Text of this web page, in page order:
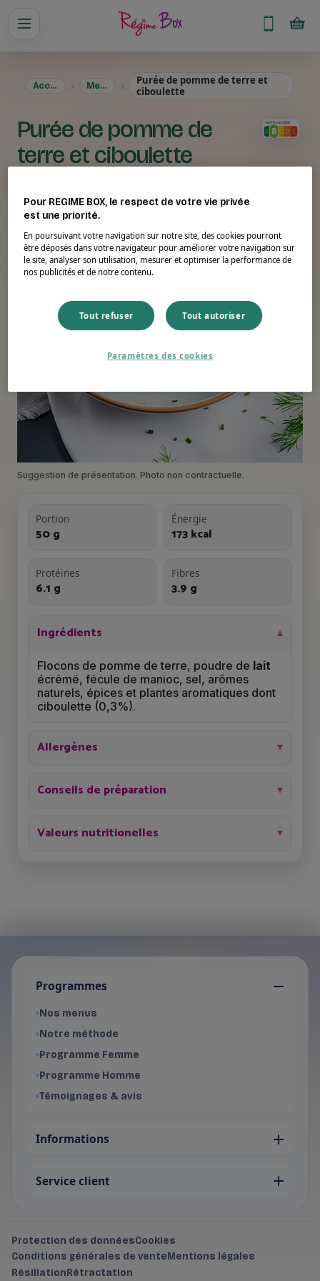
Accueil Menus
Purée de pomme de terre et
ciboulette
Purée de pomme de
terre et ciboulette
Suggestion de présentation. Photo non contractuelle.
Portion
50 g
Énergie
173 kcal
Protéines
6.1 g
Fibres
3.9 g
Ingrédients
Flocons de pomme de terre, poudre de lait
écrémé, fécule de manioc, sel, arômes
naturels, épices et plantes aromatiques dont
ciboulette (0,3%).
Allergènes
Conseils de préparation
Valeurs nutritionelles
Je choisis mon programme
Programme Homme
Programmes
Nos menus
Notre méthode
Programme Femme
Programme Homme
Témoignages & avis
Informations
Service client
Protection des donnéesCookies
Conditions générales de venteMentions légales
RésiliationRétractation
Pour REGIME BOX, le respect de votre vie privée
est une priorité.
En poursuivant votre navigation sur notre site, des cookies pourront
être déposés dans votre navigateur pour améliorer votre navigation sur
le site, analyser son utilisation, mesurer et optimiser la performance de
nos publicités et de notre contenu.
Tout refuser Tout autoriser
Paramètres des cookies